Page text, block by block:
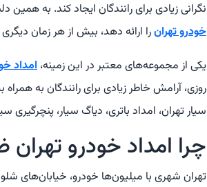
نگرانی زیادی برای رانندگان ایجاد کند. به
خودرو تهرانرا ارائه دهد، بیش از هر زمان
یکی از مجموعه‌های معتبر در این زمینه،امداد
روزی، آرامش خاطر زیادی برای رانندگان به
سیار تهران، امداد باتری، دیاگ سیار،
چرا امداد خودرو
تهران شهری با میلیون‌ها خودرو، خیابان‌های